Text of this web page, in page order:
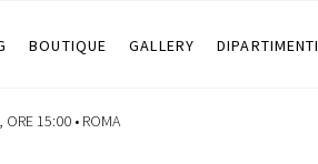
BOUTIQUE GALLERY DIPARTIMENTI
ORE 15:00 • ROMA